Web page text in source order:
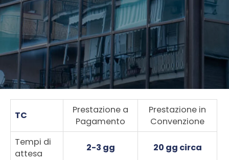
TC
Prestazione a
Pagamento
Prestazione in
Convenzione
Tempi di
attesa
2-3 gg 20 gg circa